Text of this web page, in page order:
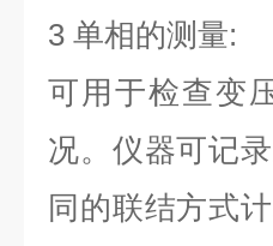
3 单相的测量:
可用于检查变
况。仪器可记
同的联结方式